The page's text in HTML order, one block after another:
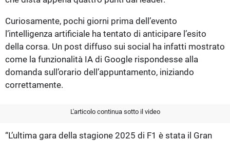
Curiosamente, pochi giorni prima dell’evento
l’intelligenza artificiale ha tentato di anticipare l’esito
della corsa. Un post diffuso sui social ha infatti mostrato
come la funzionalità IA di Google rispondesse alla
domanda sull’orario dell’appuntamento, iniziando
correttamente.
L'articolo continua sotto il video
“L’ultima gara della stagione 2025 di F1 è stata il Gran